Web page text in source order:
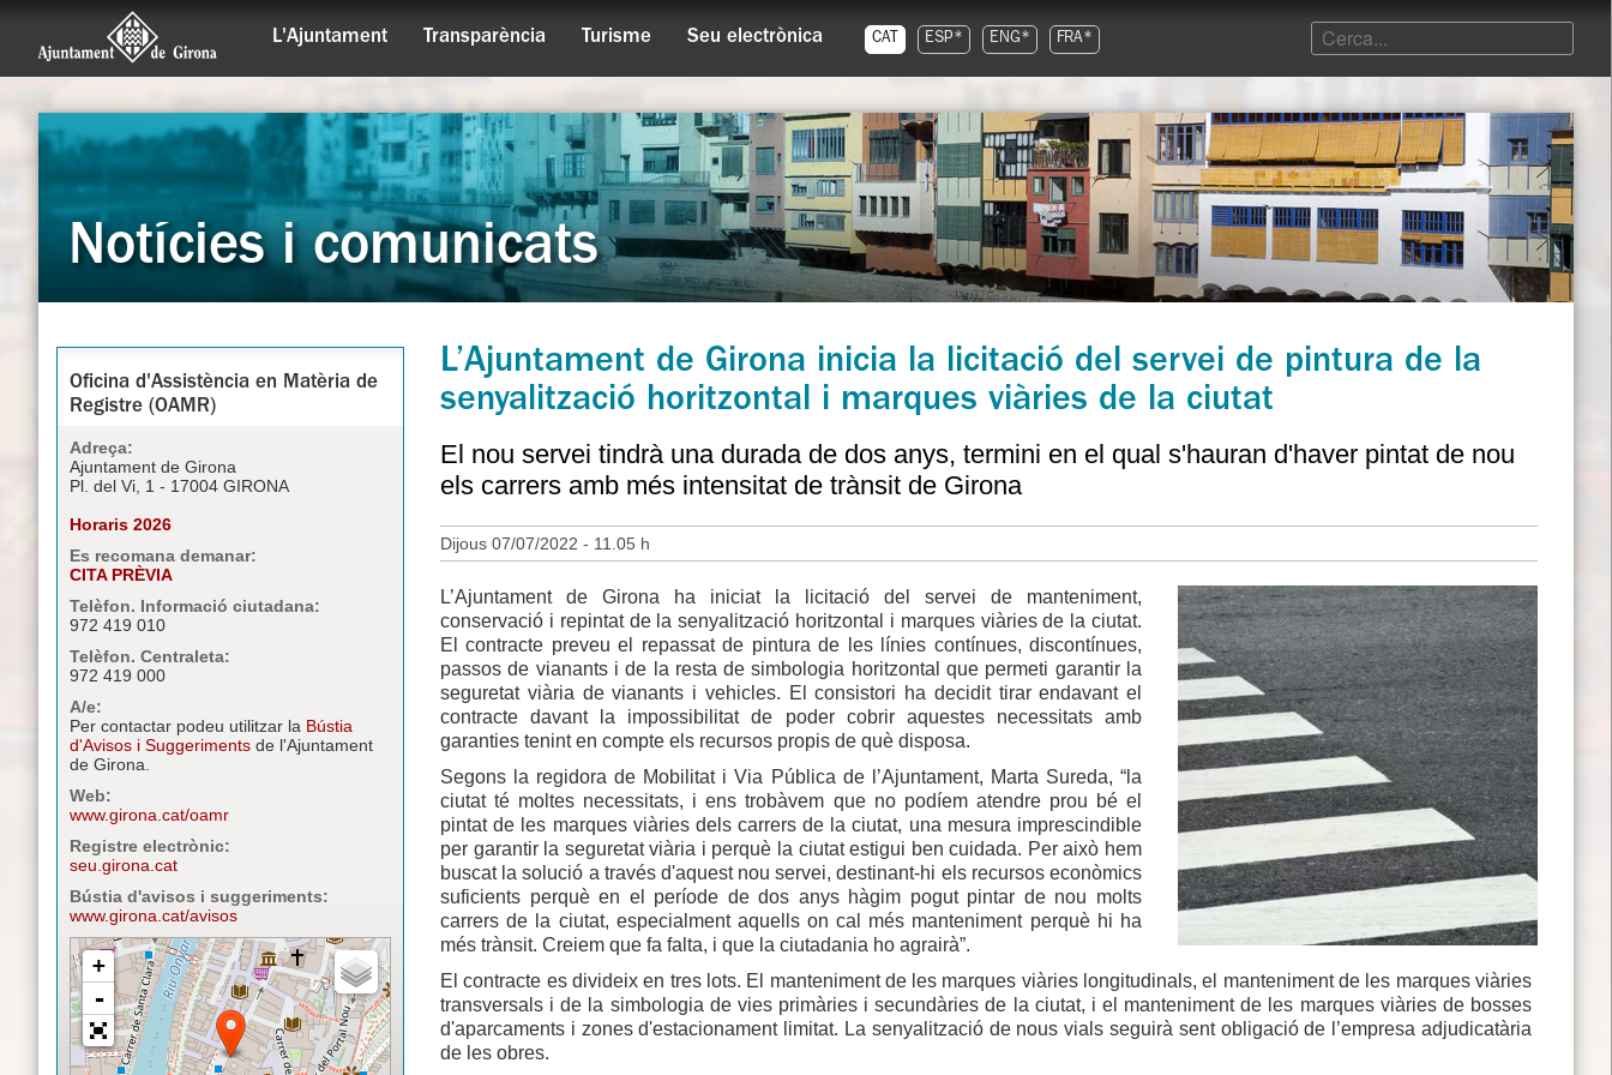
L'Ajuntament Transparència Turisme Seu electrònica CAT ESP* ENG* FRA*
Notícies i comunicats
Oficina d'Assistència en Matèria de
Registre (OAMR)
Adreça:
Ajuntament de Girona
Pl. del Vi, 1 - 17004 GIRONA
Horaris 2026
Es recomana demanar:
CITA PRÈVIA
Telèfon. Informació ciutadana:
972 419 010
Telèfon. Centraleta:
972 419 000
A/e:
Per contactar podeu utilitzar la Bústia
d'Avisos i Suggeriments de l'Ajuntament
de Girona.
Web:
www.girona.cat/oamr
Registre electrònic:
seu.girona.cat
Bústia d'avisos i suggeriments:
www.girona.cat/avisos
L’Ajuntament de Girona inicia la licitació del servei de pintura de la
senyalització horitzontal i marques viàries de la ciutat
El nou servei tindrà una durada de dos anys, termini en el qual s'hauran d'haver pintat de nou
els carrers amb més intensitat de trànsit de Girona
Dijous 07/07/2022 - 11.05 h
L’Ajuntament de Girona ha iniciat la licitació del servei de manteniment,
conservació i repintat de la senyalització horitzontal i marques viàries de la ciutat.
El contracte preveu el repassat de pintura de les línies contínues, discontínues,
passos de vianants i de la resta de simbologia horitzontal que permeti garantir la
seguretat viària de vianants i vehicles. El consistori ha decidit tirar endavant el
contracte davant la impossibilitat de poder cobrir aquestes necessitats amb
garanties tenint en compte els recursos propis de què disposa.
Segons la regidora de Mobilitat i Via Pública de l’Ajuntament, Marta Sureda, “la
ciutat té moltes necessitats, i ens trobàvem que no podíem atendre prou bé el
pintat de les marques viàries dels carrers de la ciutat, una mesura imprescindible
per garantir la seguretat viària i perquè la ciutat estigui ben cuidada. Per això hem
buscat la solució a través d'aquest nou servei, destinant-hi els recursos econòmics
suficients perquè en el període de dos anys hàgim pogut pintar de nou molts
carrers de la ciutat, especialment aquells on cal més manteniment perquè hi ha
més trànsit. Creiem que fa falta, i que la ciutadania ho agrairà”.
El contracte es divideix en tres lots. El manteniment de les marques viàries longitudinals, el manteniment de les marques viàries
transversals i de la simbologia de vies primàries i secundàries de la ciutat, i el manteniment de les marques viàries de bosses
d'aparcaments i zones d'estacionament limitat. La senyalització de nous vials seguirà sent obligació de l’empresa adjudicatària
de les obres.